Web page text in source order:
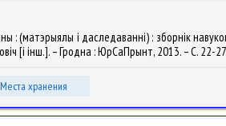
: (матэрыялы і даследаванні) : зборнік
[і інш.]. – Гродна : ЮрСаПрынт, 2013. – С. 22-
Места хранения